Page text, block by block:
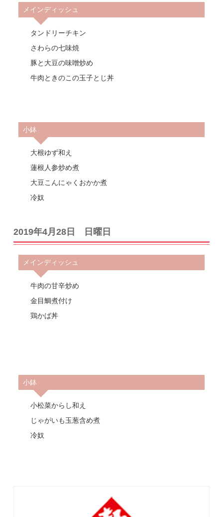
メインディッシュ
タンドリーチキン
さわらの七味焼
豚と大豆の味噌炒め
牛肉ときのこの玉子とじ丼
小鉢
大根ゆず和え
蓮根人参炒め煮
大豆こんにゃくおかか煮
冷奴
2019年4月28日 日曜日
メインディッシュ
牛肉の甘辛炒め
金目鯛煮付け
鶏かば丼
小鉢
小松菜からし和え
じゃがいも玉葱含め煮
冷奴